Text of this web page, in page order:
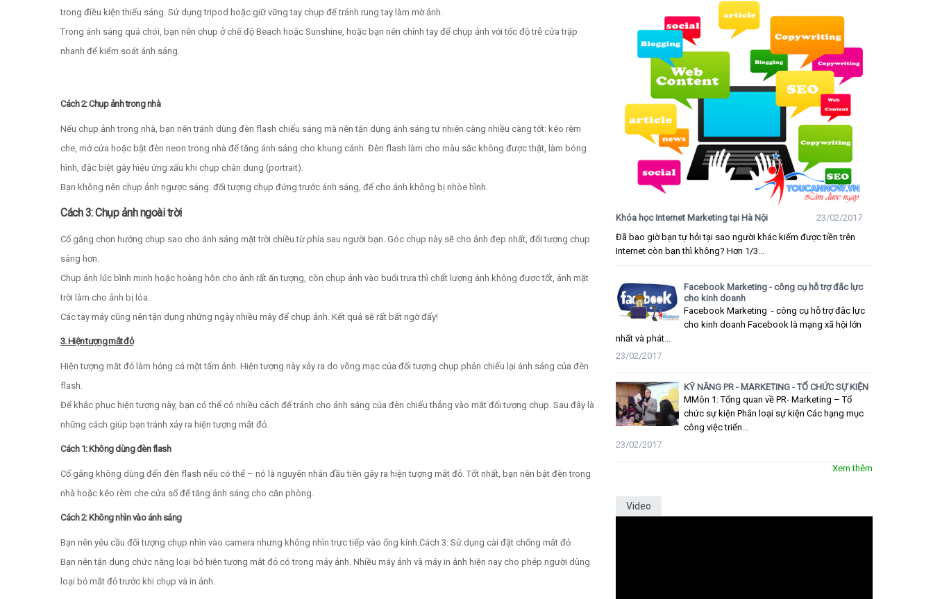
trong điều kiện thiếu sáng. Sử dụng tripod hoặc giữ vững tay chụp để tránh rung tay làm mờ ảnh.
Trong ánh sáng quá chói, bạn nên chụp ở chế độ Beach hoặc Sunshine, hoặc bạn nên chỉnh tay để chụp ảnh với tốc độ trễ cửa trập
nhanh để kiểm soát ánh sáng.
Cách 2: Chụp ảnh trong nhà
Nếu chụp ảnh trong nhà, bạn nên tránh dùng đèn flash chiếu sáng mà nên tận dụng ánh sáng tự nhiên càng nhiều càng tốt: kéo rèm
che, mở cửa hoặc bật đèn neon trong nhà để tăng ánh sáng cho khung cảnh. Đèn flash làm cho màu sắc không được thật, làm bóng
hình, đặc biệt gây hiệu ứng xấu khi chụp chân dung (portrait).
Bạn không nên chụp ảnh ngược sáng: đối tượng chụp đứng trước ánh sáng, để cho ảnh không bị nhòe hình.
Cách 3: Chụp ảnh ngoài trời
Cố gắng chọn hướng chụp sao cho ánh sáng mặt trời chiều từ phía sau người bạn. Góc chụp này sẽ cho ảnh đẹp nhất, đối tượng chụp
sáng hơn.
Chụp ảnh lúc bình minh hoặc hoàng hôn cho ảnh rất ấn tượng, còn chụp ảnh vào buổi trưa thì chất lượng ảnh không được tốt, ánh mặt
trời làm cho ảnh bị lóa.
Các tay máy cũng nên tận dụng những ngày nhiều mây để chụp ảnh. Kết quả sẽ rất bất ngờ đấy!
3. Hiện tượng mắt đỏ
Hiện tượng mắt đỏ làm hỏng cả một tấm ảnh. Hiện tượng này xảy ra do võng mạc của đối tượng chụp phản chiếu lại ánh sáng của đèn
flash.
Để khắc phục hiện tượng này, bạn có thể có nhiều cách để tránh cho ánh sáng của đèn chiếu thẳng vào mắt đối tượng chụp. Sau đây là
những cách giúp bạn tránh xảy ra hiện tượng mắt đỏ.
Cách 1: Không dùng đèn flash
Cố gắng không dùng đến đèn flash nếu có thể – nó là nguyên nhân đầu tiên gây ra hiện tượng mắt đỏ. Tốt nhất, bạn nên bật đèn trong
nhà hoặc kéo rèm che cửa sổ để tăng ánh sáng cho căn phòng.
Cách 2: Không nhìn vào ánh sáng
Bạn nên yêu cầu đối tượng chụp nhìn vào camera nhưng không nhìn trực tiếp vào ống kính.Cách 3: Sử dụng cài đặt chống mắt đỏ
Bạn nên tận dụng chức năng loại bỏ hiện tượng mắt đỏ có trong máy ảnh. Nhiều máy ảnh và máy in ảnh hiện nay cho phép người dùng
loại bỏ mắt đỏ trước khi chụp và in ảnh.
Khóa học Internet Marketing tại Hà Nội
23/02/2017
Đã bao giờ bạn tự hỏi tại sao người khác kiếm được tiền trên
Internet còn bạn thì không? Hơn 1/3...
Facebook Marketing - công cụ hỗ trợ đắc lực
cho kinh doanh
Facebook Marketing - công cụ hỗ trợ đắc lực
cho kinh doanh Facebook là mạng xã hội lớn
nhất và phát...
23/02/2017
KỸ NĂNG PR - MARKETING - TỔ CHỨC SỰ KIỆN
MMôn 1: Tổng quan về PR- Marketing – Tổ
chức sự kiện Phân loại sự kiện Các hạng mục
công việc triển...
23/02/2017
Xem thêm
Video